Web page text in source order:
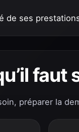
de ses
faut
préparer la